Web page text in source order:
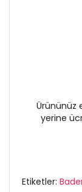
Ürününüz
yerine
Etiketler: